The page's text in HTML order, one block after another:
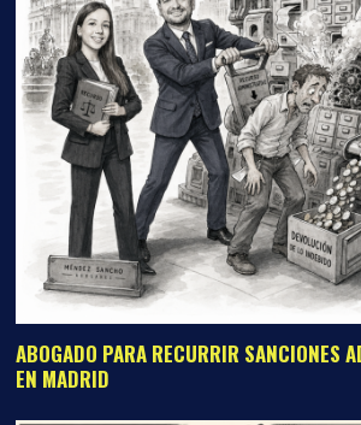
ABOGADO PARA RECURRIR SANCIONES
EN MADRID